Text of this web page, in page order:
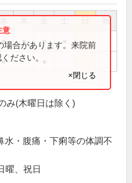
祝
● ● ●
●
場合があります。来院前
ださい。
×閉じる
み(木曜日は除く)
水・腹痛・下痢等の体調不
曜、祝日